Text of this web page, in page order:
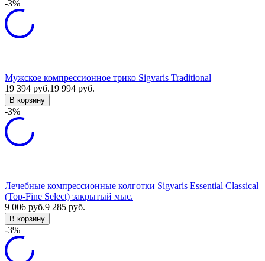
-3%
Мужское компрессионное трико Sigvaris Traditional
19 394 руб.19 994 руб.
В корзину
-3%
Лечебные компрессионные колготки Sigvaris Essential Classical
(Top-Fine Select) закрытый мыс.
9 006 руб.9 285 руб.
В корзину
-3%